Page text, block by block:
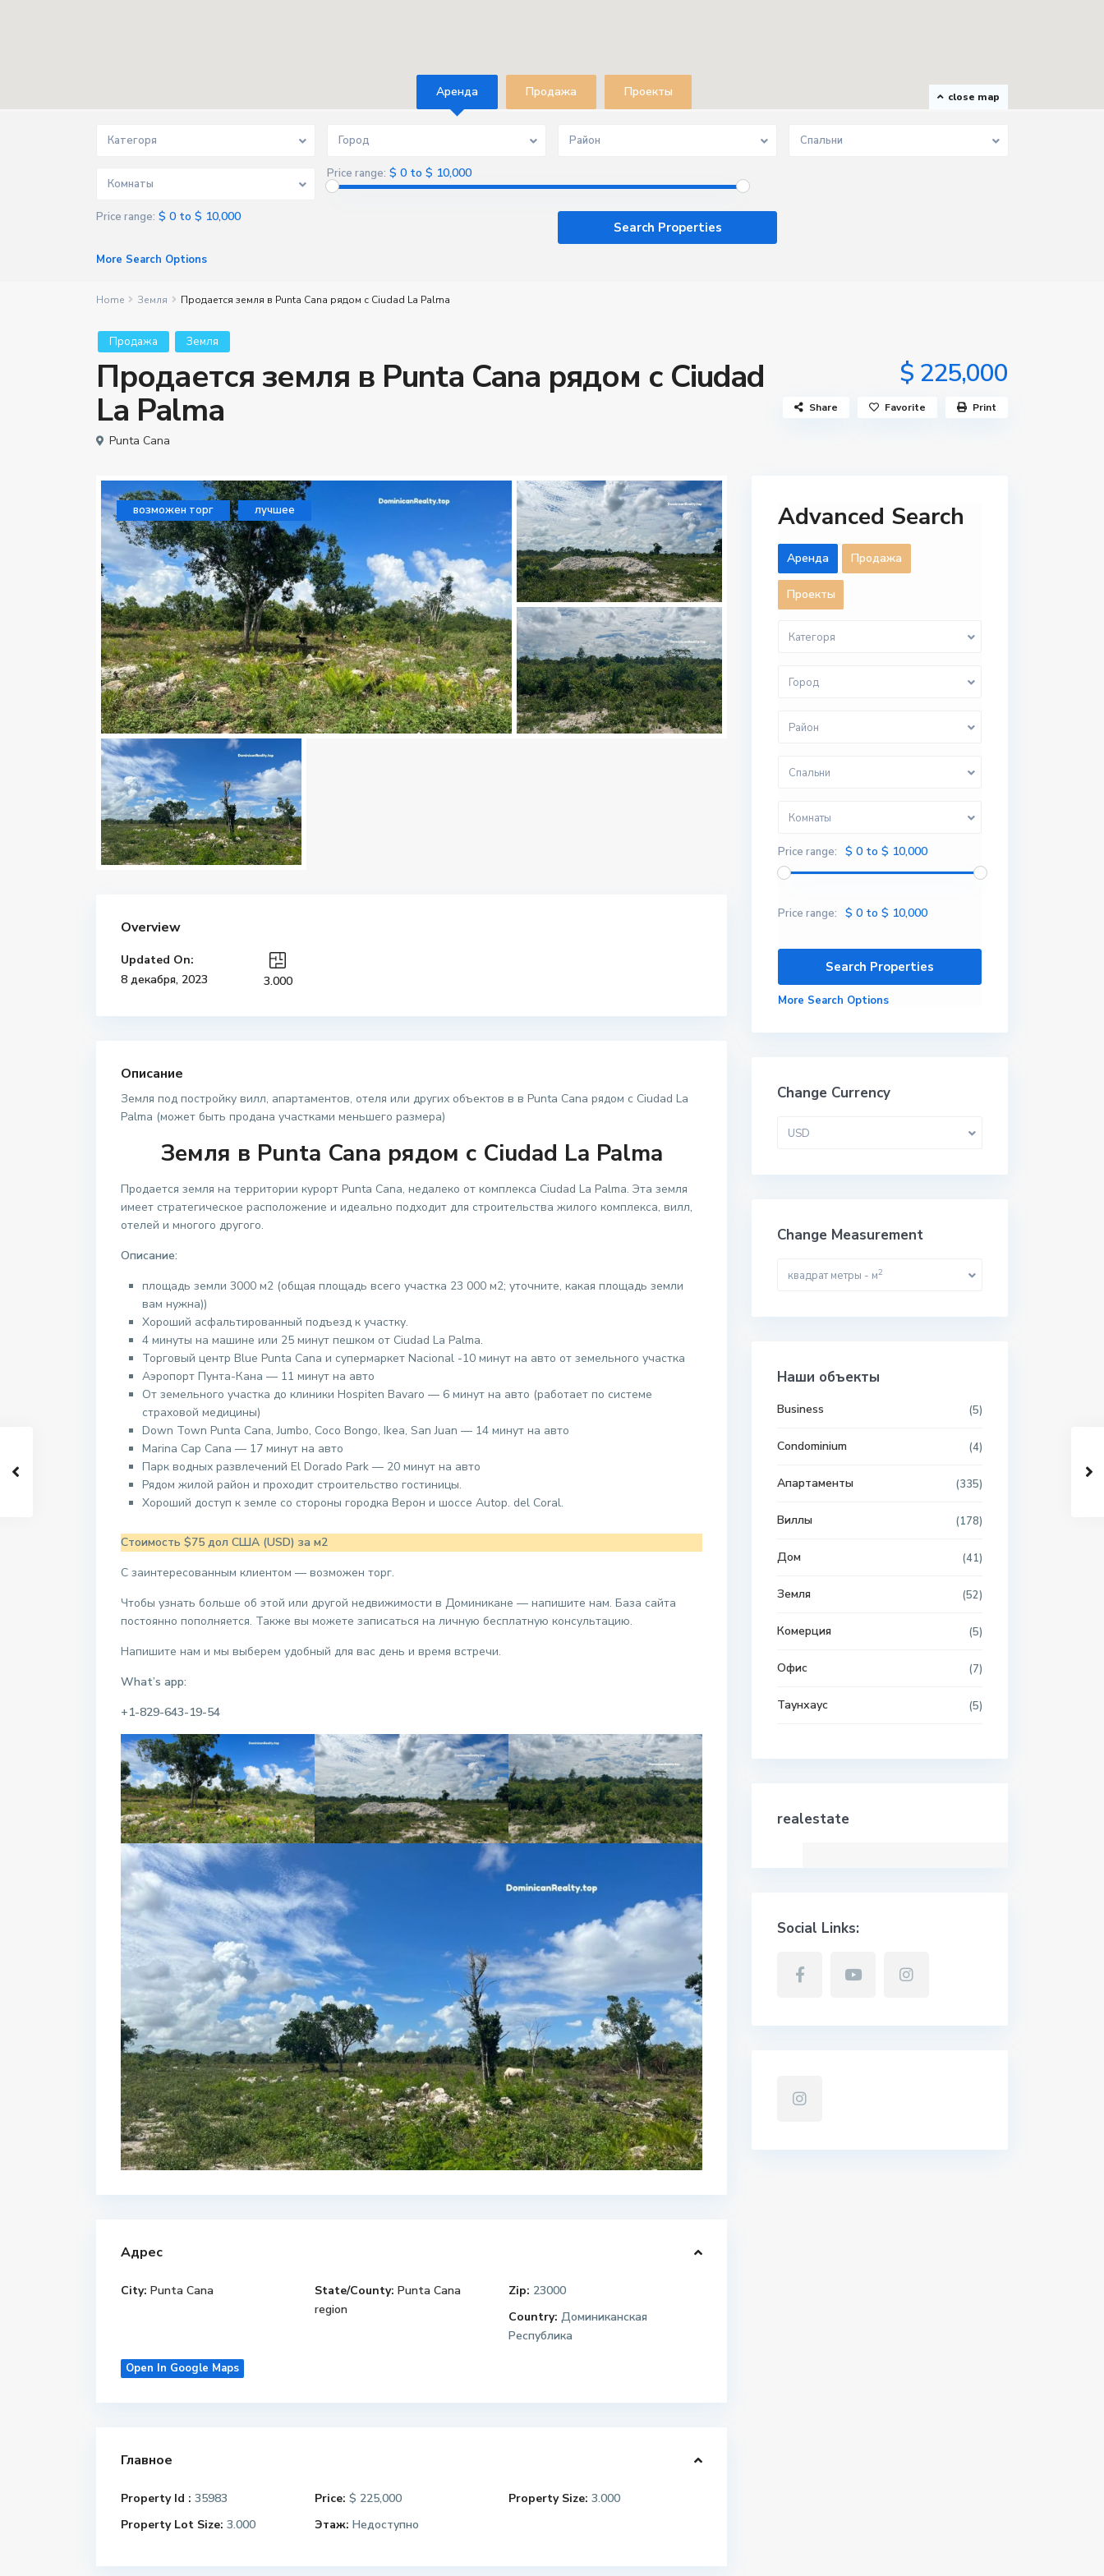
close map
Aренда Продажа Проекты
Категоря Город Район Спальни
Комнаты
Price range: $ 0 to $ 10,000
Price range: $ 0 to $ 10,000
More Search Options
Home Земля Продается земля в Punta Cana рядом с Ciudad La Palma
Продажа Земля
Продается земля в Punta Cana рядом с Ciudad
La Palma
$ 225,000
Punta Cana
Share Favorite Print
возможен торг лучшее
Overview
Updated On:
8 декабря, 2023
3.000
Описание
Земля под постройку вилл, апартаментов, отеля или других объектов в в Punta Cana рядом с Ciudad La
Palma (может быть продана участками меньшего размера)
Земля в Punta Cana рядом с Ciudad La Palma
Продается земля на территории курорт Punta Cana, недалеко от комплекса Ciudad La Palma. Эта земля
имеет стратегическое расположение и идеально подходит для строительства жилого комплекса, вилл,
отелей и многого другого.
Описание:
площадь земли 3000 м2 (общая площадь всего участка 23 000 м2; уточните, какая площадь земли
вам нужна))
Хороший асфальтированный подъезд к участку.
4 минуты на машине или 25 минут пешком от Ciudad La Palma.
Торговый центр Blue Punta Cana и супермаркет Nacional -10 минут на авто от земельного участка
Аэропорт Пунта-Кана — 11 минут на авто
От земельного участка до клиники Hospiten Bavaro — 6 минут на авто (работает по системе
страховой медицины)
Down Town Punta Cana, Jumbo, Coco Bongo, Ikea, San Juan — 14 минут на авто
Marina Cap Cana — 17 минут на авто
Парк водных развлечений El Dorado Park — 20 минут на авто
Рядом жилой район и проходит строительство гостиницы.
Хороший доступ к земле со стороны городка Верон и шоссе Autop. del Coral.
Стоимость $75 дол США (USD) за м2
С заинтересованным клиентом — возможен торг.
Чтобы узнать больше об этой или другой недвижимости в Доминикане — напишите нам. База сайта
постоянно пополняется. Также вы можете записаться на личную бесплатную консультацию.
Напишите нам и мы выберем удобный для вас день и время встречи.
What’s app:
+1-829-643-19-54
Адрес
City: Punta Cana State/County: Punta Cana
region
Zip: 23000
Country: Доминиканская
Республика
Open In Google Maps
Главное
Property Id : 35983 Price: $ 225,000 Property Size: 3.000
Property Lot Size: 3.000 Этаж: Недоступно
Advanced Search
Aренда Продажа
Проекты
Категоря
Город
Район
Спальни
Комнаты
Price range: $ 0 to $ 10,000
Price range: $ 0 to $ 10,000
More Search Options
Change Currency
USD
Change Measurement
квадрат метры - м2
Наши объекты
Business (5)
Condominium (4)
Апартаменты (335)
Виллы (178)
Дом (41)
Земля (52)
Комерция (5)
Офис (7)
Таунхаус (5)
realestate
Social Links: